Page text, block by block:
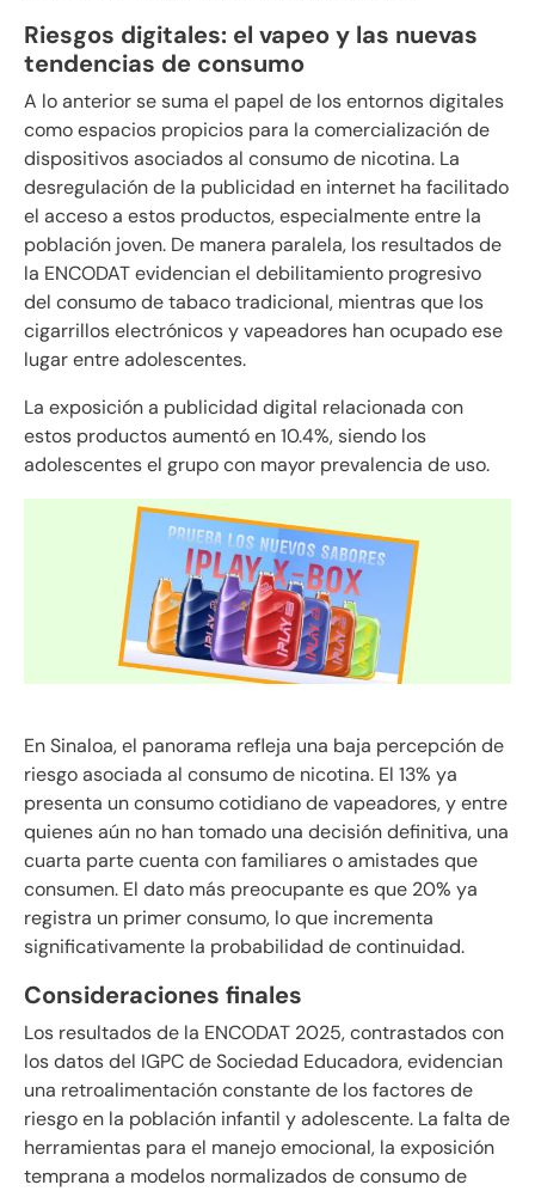
Riesgos digitales: el vapeo y las nuevas
tendencias de consumo
A lo anterior se suma el papel de los entornos digitales
como espacios propicios para la comercialización de
dispositivos asociados al consumo de nicotina. La
desregulación de la publicidad en internet ha facilitado
el acceso a estos productos, especialmente entre la
población joven. De manera paralela, los resultados de
la ENCODAT evidencian el debilitamiento progresivo
del consumo de tabaco tradicional, mientras que los
cigarrillos electrónicos y vapeadores han ocupado ese
lugar entre adolescentes.
La exposición a publicidad digital relacionada con
estos productos aumentó en 10.4%, siendo los
adolescentes el grupo con mayor prevalencia de uso.
En Sinaloa, el panorama refleja una baja percepción de
riesgo asociada al consumo de nicotina. El 13% ya
presenta un consumo cotidiano de vapeadores, y entre
quienes aún no han tomado una decisión definitiva, una
cuarta parte cuenta con familiares o amistades que
consumen. El dato más preocupante es que 20% ya
registra un primer consumo, lo que incrementa
significativamente la probabilidad de continuidad.
Consideraciones finales
Los resultados de la ENCODAT 2025, contrastados con
los datos del IGPC de Sociedad Educadora, evidencian
una retroalimentación constante de los factores de
riesgo en la población infantil y adolescente. La falta de
herramientas para el manejo emocional, la exposición
temprana a modelos normalizados de consumo de